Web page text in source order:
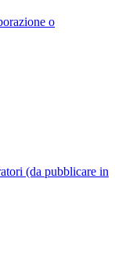
o
(da pubblicare in